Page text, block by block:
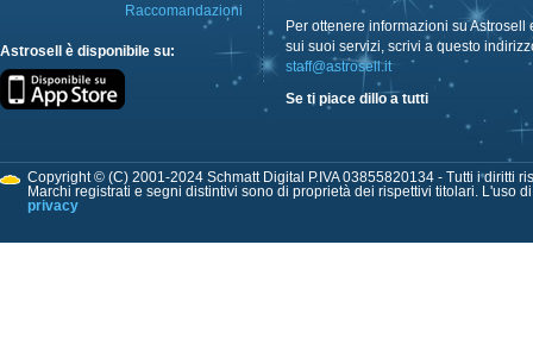
Raccomandazioni
Astrosell è disponibile su:
Per ottenere informazioni su Astrosell
sui suoi servizi, scrivi a questo
staff@astrosell.it
Se ti piace dillo a tutti
Copyright © (C) 2001-2024 Schmatt Digital P.IVA 03855820134 - Tutti i diritti
Marchi registrati e segni distintivi sono di proprietà dei rispettivi titolari. L'uso
privacy